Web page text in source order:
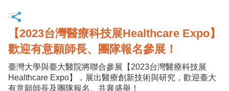
:::
【2023台灣醫療科技展Healthcare Expo】
歡迎有意願師長、團隊報名參展！
臺灣大學與臺大醫院將聯合參展【2023台灣醫療科技展
Healthcare Expo】，展出醫療創新技術與研究，歡迎臺大
有意願師長及團隊報名、共襄盛舉！